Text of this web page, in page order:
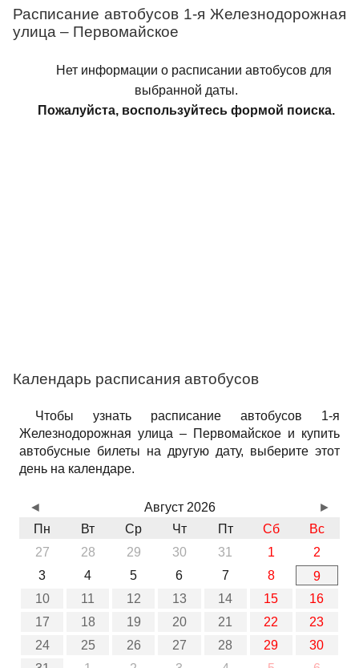
Расписание автобусов 1-я Железнодорожная
улица – Первомайское
Нет информации о расписании автобусов для
выбранной даты.
Пожалуйста, воспользуйтесь формой поиска.
Календарь расписания автобусов
Чтобы узнать расписание автобусов 1-я
Железнодорожная улица – Первомайское и купить
автобусные билеты на другую дату, выберите этот
день на календаре.
Август 2026
Пн
Вт Ср Чт Пт Сб
Вс
27
28 29 30 31 1
2
3
4 5 6 7 8
9
10
11 12 13 14 15
16
17
18 19 20 21 22
23
24
25 26 27 28 29
30
◄ ►